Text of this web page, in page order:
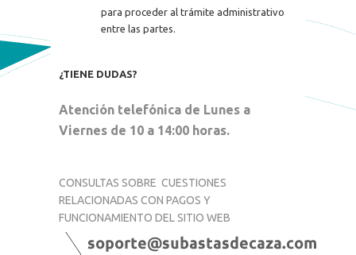
para proceder al trámite administrativo
entre las partes.
¿TIENE DUDAS?
Atención telefónica de Lunes a
Viernes de 10 a 14:00 horas.
CONSULTAS SOBRE CUESTIONES
RELACIONADAS CON PAGOS Y
FUNCIONAMIENTO DEL SITIO WEB